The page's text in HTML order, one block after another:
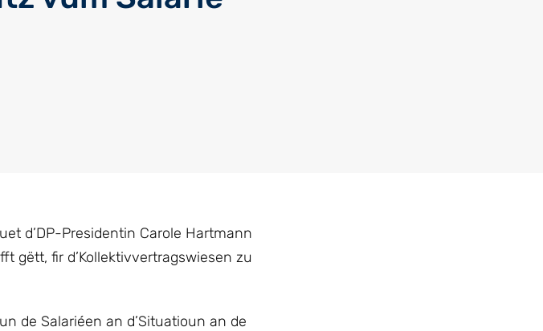
d’DP-Presidentin Carole Hartmann
gëtt, fir d’Kollektivvertragswiesen zu
de Salariéen an d’Situatioun an de